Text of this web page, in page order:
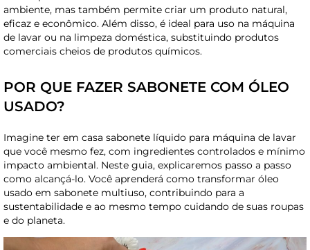
ambiente, mas também permite criar um produto natural,
eficaz e econômico. Além disso, é ideal para uso na máquina
de lavar ou na limpeza doméstica, substituindo produtos
comerciais cheios de produtos químicos.
POR QUE FAZER SABONETE COM ÓLEO
USADO?
Imagine ter em casa sabonete líquido para máquina de lavar
que você mesmo fez, com ingredientes controlados e mínimo
impacto ambiental. Neste guia, explicaremos passo a passo
como alcançá-lo. Você aprenderá como transformar óleo
usado em sabonete multiuso, contribuindo para a
sustentabilidade e ao mesmo tempo cuidando de suas roupas
e do planeta.